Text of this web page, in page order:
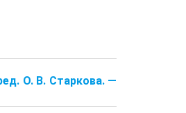
О. В. Старкова. —